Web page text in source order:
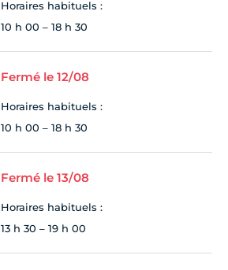
Horaires habituels :
10 h 00 – 18 h 30
Fermé le 12/08
Horaires habituels :
10 h 00 – 18 h 30
Fermé le 13/08
Horaires habituels :
13 h 30 – 19 h 00